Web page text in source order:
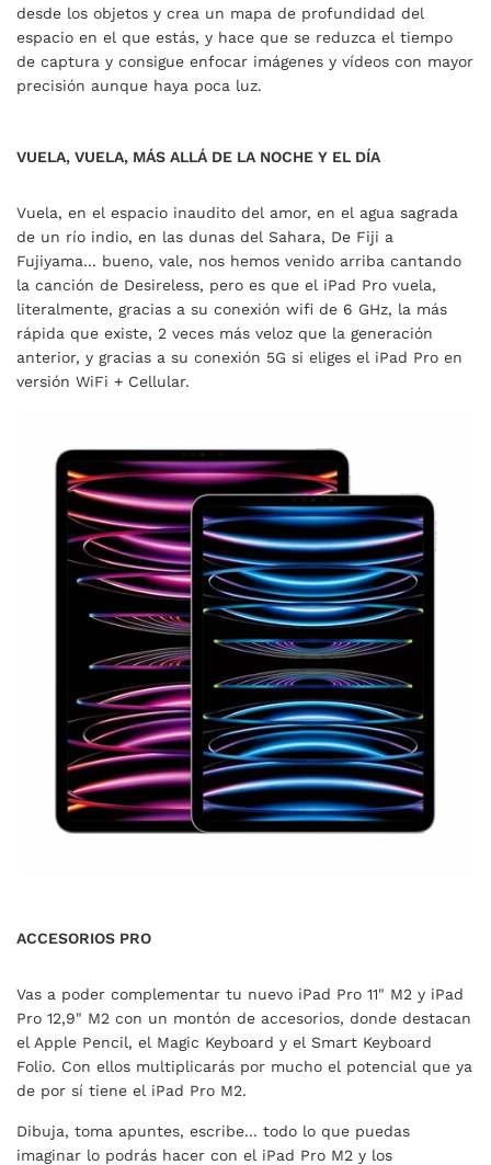
desde los objetos y crea un mapa de profundidad del
espacio en el que estás, y hace que se reduzca el tiempo
de captura y consigue enfocar imágenes y vídeos con mayor
precisión aunque haya poca luz.
VUELA, VUELA, MÁS ALLÁ DE LA NOCHE Y EL DÍA
Vuela, en el espacio inaudito del amor, en el agua sagrada
de un río indio, en las dunas del Sahara, De Fiji a
Fujiyama... bueno, vale, nos hemos venido arriba cantando
la canción de Desireless, pero es que el iPad Pro vuela,
literalmente, gracias a su conexión wifi de 6 GHz, la más
rápida que existe, 2 veces más veloz que la generación
anterior, y gracias a su conexión 5G si eliges el iPad Pro en
versión WiFi + Cellular.
ACCESORIOS PRO
Vas a poder complementar tu nuevo iPad Pro 11" M2 y iPad
Pro 12,9" M2 con un montón de accesorios, donde destacan
el Apple Pencil, el Magic Keyboard y el Smart Keyboard
Folio. Con ellos multiplicarás por mucho el potencial que ya
de por sí tiene el iPad Pro M2.
Dibuja, toma apuntes, escribe... todo lo que puedas
imaginar lo podrás hacer con el iPad Pro M2 y los